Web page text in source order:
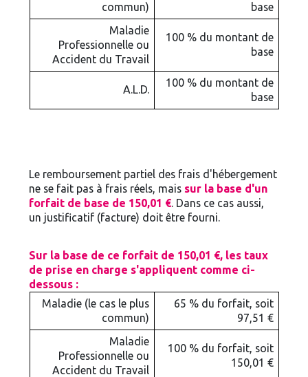
commun)
base
Maladie
Professionnelle ou
Accident du Travail
100 % du montant de
base
A.L.D.
100 % du montant de
base
Le remboursement partiel des frais d'hébergement
ne se fait pas à frais réels, mais sur la base d'un
forfait de base de 150,01 €. Dans ce cas aussi,
un justificatif (facture) doit être fourni.
Sur la base de ce forfait de 150,01 €, les taux
de prise en charge s'appliquent comme ci-
dessous :
Maladie (le cas le plus
commun)
65 % du forfait, soit
97,51 €
Maladie
Professionnelle ou
Accident du Travail
100 % du forfait, soit
150,01 €